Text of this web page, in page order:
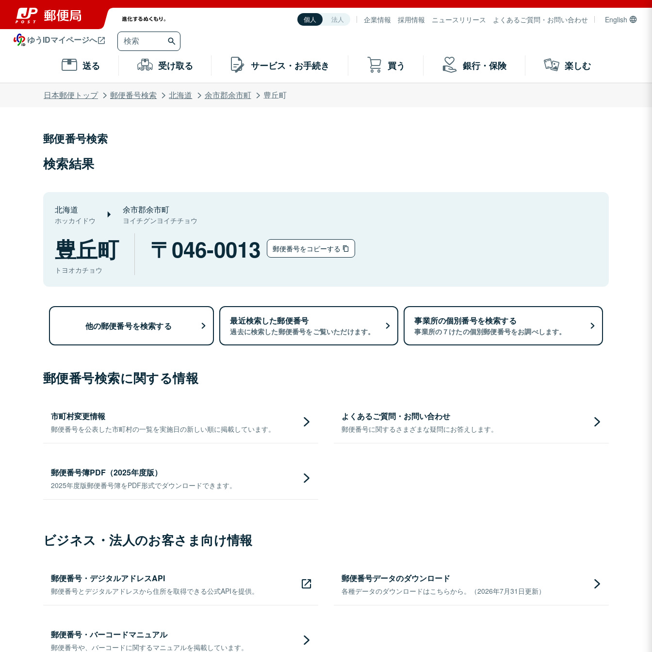
個人 法人 企業情報 採用情報 ニュースリリース よくあるご質問・お問い合わせ English
ゆうIDマイページへ
送る 受け取る サービス・お手続き 買う 銀行・保険 楽しむ
日本郵便トップ 郵便番号検索 北海道 余市郡余市町 豊丘町
郵便番号検索
検索結果
北海道
ホッカイドウ
余市郡余市町
ヨイチグンヨイチチョウ
豊丘町
トヨオカチョウ
046-0013 郵便番号をコピーする
他の郵便番号を検索する 最近検索した郵便番号
過去に検索した郵便番号をご覧いただけます。
事業所の個別番号を検索する
事業所の７けたの個別郵便番号をお調べします。
郵便番号検索に関する情報
市町村変更情報
郵便番号を公表した市町村の一覧を実施日の新しい順に掲載しています。
よくあるご質問・お問い合わせ
郵便番号に関するさまざまな疑問にお答えします。
郵便番号簿PDF（2025年度版）
2025年度版郵便番号簿をPDF形式でダウンロードできます。
ビジネス・法人のお客さま向け情報
郵便番号・デジタルアドレスAPI
郵便番号とデジタルアドレスから住所を取得できる公式APIを提供。
郵便番号データのダウンロード
各種データのダウンロードはこちらから。（2026年7月31日更新）
郵便番号・バーコードマニュアル
郵便番号や、バーコードに関するマニュアルを掲載しています。